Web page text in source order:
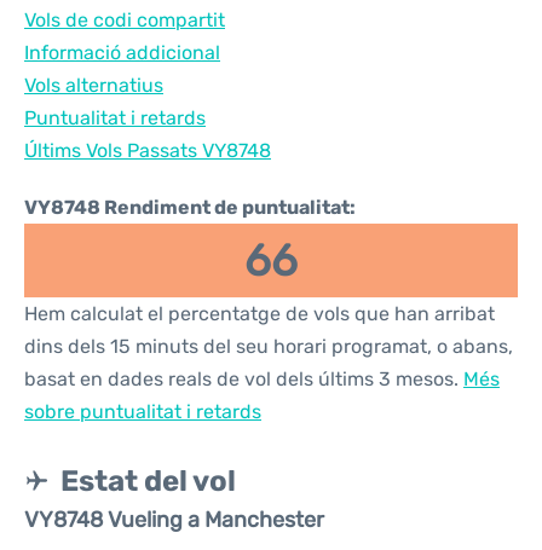
Vols de codi compartit
Informació addicional
Vols alternatius
Puntualitat i retards
Últims Vols Passats VY8748
VY8748 Rendiment de puntualitat:
66
Hem calculat el percentatge de vols que han arribat
dins dels 15 minuts del seu horari programat, o abans,
basat en dades reals de vol dels últims 3 mesos. Més
sobre puntualitat i retards
Estat del vol
VY8748 Vueling a Manchester